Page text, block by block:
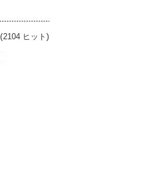
(2104 ヒット )